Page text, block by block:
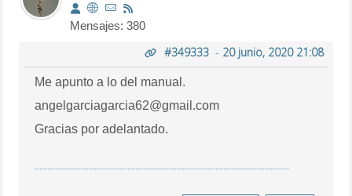
Mensajes: 380
#349333- 20 junio, 2020 21:08
Me apunto a lo del manual.
angelgarciagarcia62@gmail.com
Gracias por adelantado.